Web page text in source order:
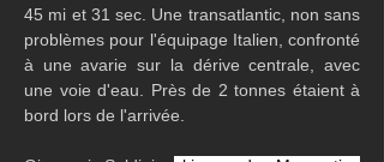
45 mi et 31 sec. Une transatlantic, non sans
problèmes pour l'équipage Italien, confronté
à une avarie sur la dérive centrale, avec
une voie d'eau. Près de 2 tonnes étaient à
bord lors de l'arrivée.